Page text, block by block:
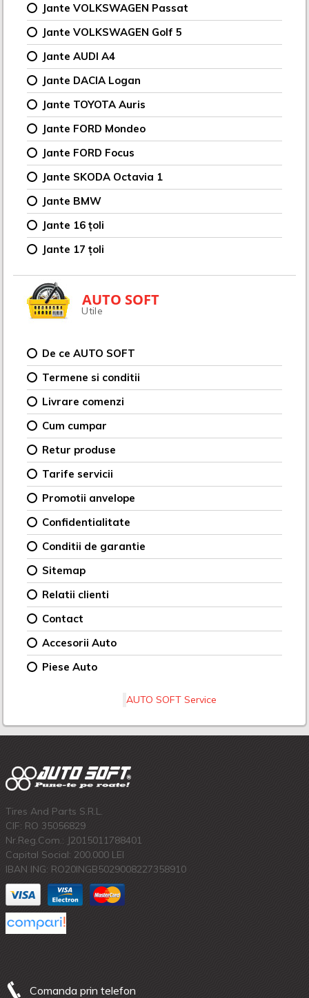
Jante VOLKSWAGEN Passat
Jante VOLKSWAGEN Golf 5
Jante AUDI A4
Jante DACIA Logan
Jante TOYOTA Auris
Jante FORD Mondeo
Jante FORD Focus
Jante SKODA Octavia 1
Jante BMW
Jante 16 țoli
Jante 17 țoli
AUTO SOFT
Utile
De ce AUTO SOFT
Termene si conditii
Livrare comenzi
Cum cumpar
Retur produse
Tarife servicii
Promotii anvelope
Confidentialitate
Conditii de garantie
Sitemap
Relatii clienti
Contact
Accesorii Auto
Piese Auto
AUTO SOFT Service
Tires And Parts S.R.L.
CIF: RO 35056829
Nr.Reg.Com.: J2015011788401
Capital Social: 200.000 LEI
IBAN ING: RO20INGB5029008227358910
Comanda prin telefon